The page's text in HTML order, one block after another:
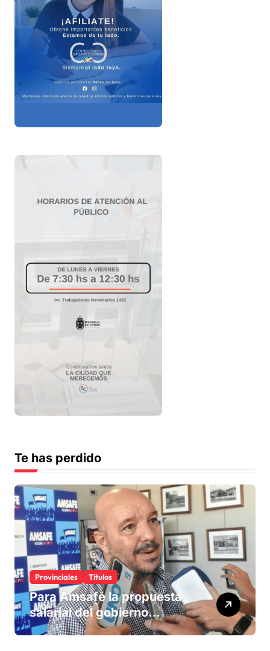
Te has perdido
Provinciales Titulos
Para Amsafé la propuesta
salarial del gobierno
«queda corta» y el viernes